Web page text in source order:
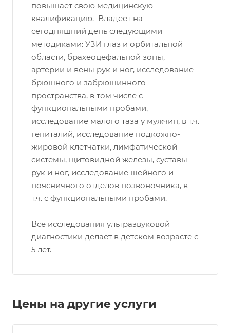
повышает свою медицинскую
квалификацию. Владеет на
сегодняшний день следующими
методиками: УЗИ глаз и орбитальной
области, брахеоцефальной зоны,
артерии и вены рук и ног, исследование
брюшного и забрюшинного
пространства, в том числе с
функциональными пробами,
исследование малого таза у мужчин, в т.ч.
гениталий, исследование подкожно-
жировой клетчатки, лимфатической
системы, щитовидной железы, суставы
рук и ног, исследование шейного и
поясничного отделов позвоночника, в
т.ч. с функциональными пробами.
Все исследования ультразвуковой
диагностики делает в детском возрасте с
5 лет.
Цены на другие услуги